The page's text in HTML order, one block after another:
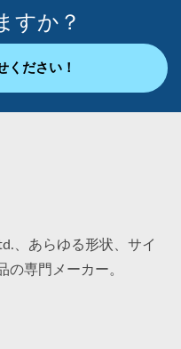
すか？
ください！
、あらゆる形状、サイ
の専門メーカー。